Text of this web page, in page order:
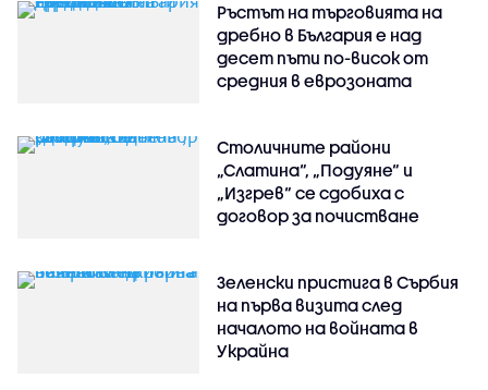
Ръстът на търговията на
дребно в България е над
десет пъти по-висок от
средния в еврозоната
Столичните райони
„Слатина“, „Подуяне“ и
„Изгрев“ се сдобиха с
договор за почистване
Зеленски пристига в Сърбия
на първа визита след
началото на войната в
Украйна